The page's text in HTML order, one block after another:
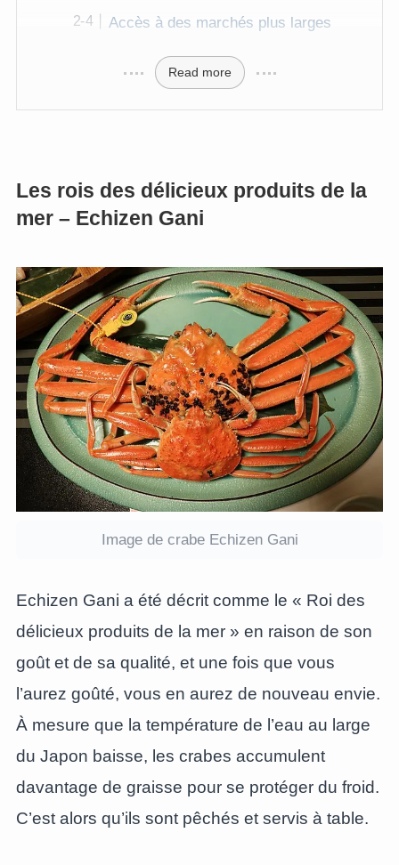
Accès à des marchés plus larges
Read more
Les rois des délicieux produits de la
mer – Echizen Gani
Image de crabe Echizen Gani
Echizen Gani a été décrit comme le « Roi des
délicieux produits de la mer » en raison de son
goût et de sa qualité, et une fois que vous
l’aurez goûté, vous en aurez de nouveau envie.
À mesure que la température de l’eau au large
du Japon baisse, les crabes accumulent
davantage de graisse pour se protéger du froid.
C’est alors qu’ils sont pêchés et servis à table.